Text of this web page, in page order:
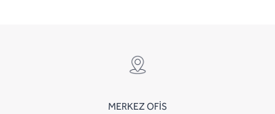
MERKEZ OFİS